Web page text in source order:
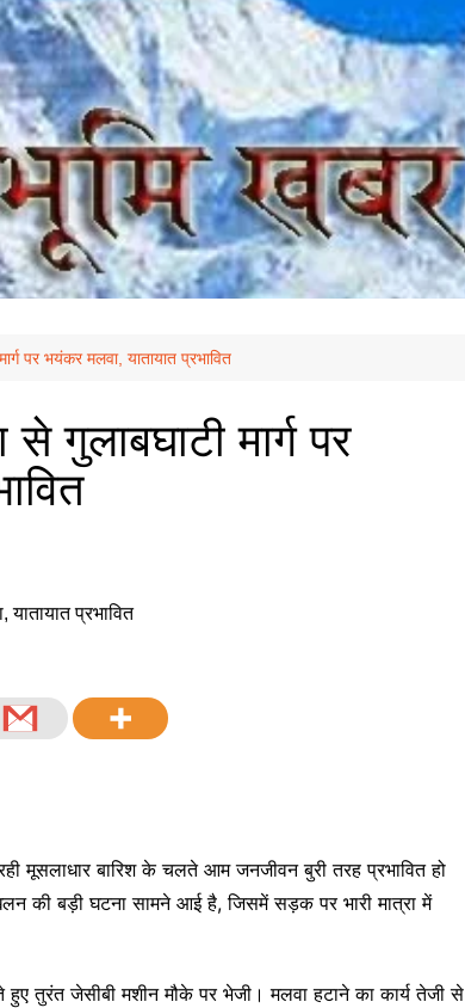
पर भयंकर मलवा, यातायात प्रभावित
गुलाबघाटी मार्ग पर
मूसलाधार बारिश के चलते आम जनजीवन बुरी तरह प्रभावित हो
की बड़ी घटना सामने आई है, जिसमें सड़क पर भारी मात्रा में
हुए तुरंत जेसीबी मशीन मौके पर भेजी। मलवा हटाने का कार्य तेजी से